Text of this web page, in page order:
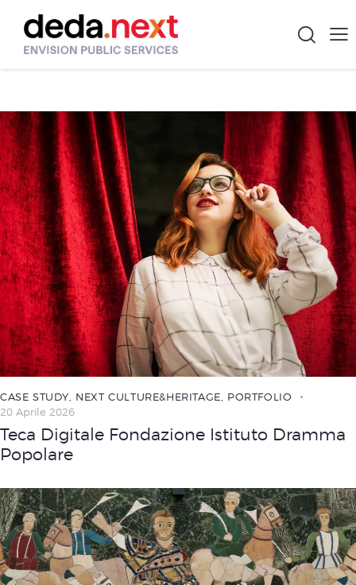
CASE STUDY, NEXT CULTURE&HERITAGE, PORTFOLIO
20 Aprile 2026
Teca Digitale Fondazione Istituto Dramma
Popolare